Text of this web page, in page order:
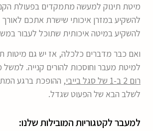
מיטת תינוק למעשה מתמקדים בפעולת
להשקיע במזרן איכותי שישרת אתכם לאורך
להשקיע במיטה איכותית שתוכל לעבור
ואם כבר מדברים כלכלה, אז יש גם מיטות
למיטת מעבר וחוסכות להורים קנייה. למשל
רום 2 ב-1 של סגל בייבי
, ההופכת ברגע
לשלב הבא של הפעוט שגדל.
למעבר לקטגוריות המובילות שלנו: